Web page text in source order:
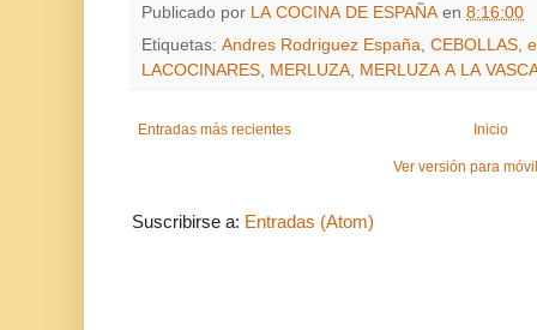
Publicado por LA COCINA DE ESPAÑA en 8:16:00
Etiquetas: Andres Rodriguez España CEBOLLAS
LACOCINARES MERLUZA MERLUZA A LA
Entradas más recientes Inicio
Ver versión para
Suscribirse a: Entradas (Atom)